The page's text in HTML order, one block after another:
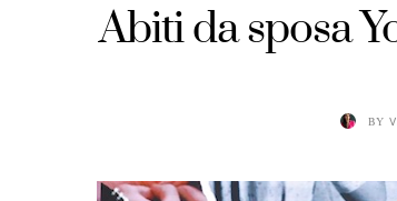
Abiti da sposa
BY